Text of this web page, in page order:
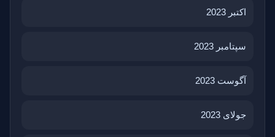
اکتبر 2023
سپتامبر 2023
آگوست 2023
جولای 2023